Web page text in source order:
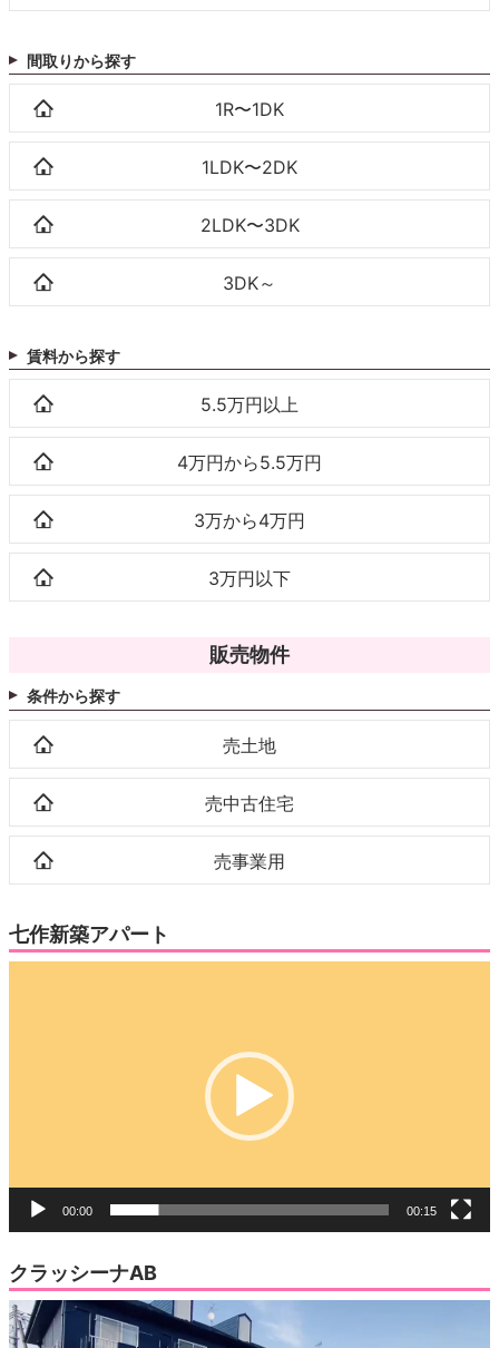
間取りから探す
1R〜1DK
1LDK〜2DK
2LDK〜3DK
3DK～
賃料から探す
5.5万円以上
4万円から5.5万円
3万から4万円
3万円以下
販売物件
条件から探す
売土地
売中古住宅
売事業用
七作新築アパート
00:00 00:15
クラッシーナAB
動
画